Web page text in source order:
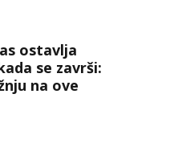
ostavlja
se završi:
na ove